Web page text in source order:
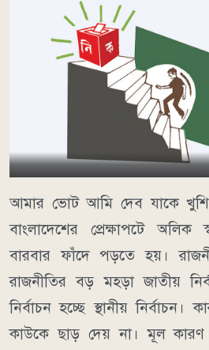
আমার ভোট আমি দেব যাকে
বাংলাদেশের প্রেক্ষাপটে
বারবার ফাঁদে পড়তে হয়।
রাজনীতির বড় মহড়া জাতীয়
নির্বাচন হচ্ছে স্থানীয় নির্বাচন।
কাউকে ছাড় দেয় না। মূল কারণ